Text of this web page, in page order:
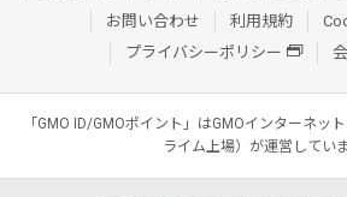
お問い合わせ
利用規約
プライバシーポリシー
「GMO ID/GMOポイント」はGMOインターネッ
ライム上場）が運営していま